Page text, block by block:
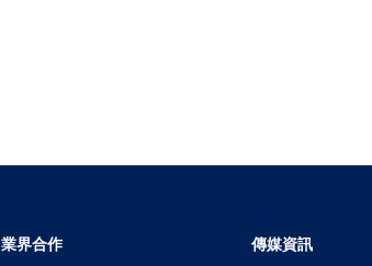
業界合作 傳媒資訊